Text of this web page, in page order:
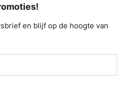
en blijf op de hoogte van